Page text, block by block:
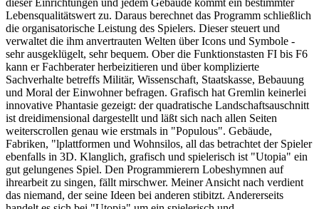
dieser Einrichtungen und jedem Gebäude kommt ein bestimmter
Lebensqualitätswert zu. Daraus berechnet das Programm schließlich
die organisatorische Leistung des Spielers. Dieser steuert und
verwaltet die ihm anvertrauten Welten über Icons und Symbole -
sehr ausgeklügelt, sehr bequem. Ober die Funktionstasten FI bis F6
kann er Fachberater herbeizitieren und über komplizierte
Sachverhalte betreffs Militär, Wissenschaft, Staatskasse, Bebauung
und Moral der Einwohner befragen. Grafisch hat Gremlin keinerlei
innovative Phantasie gezeigt: der quadratische Landschaftsauschnitt
ist dreidimensional dargestellt und läßt sich nach allen Seiten
weiterscrollen genau wie erstmals in "Populous". Gebäude,
Fabriken, "lplattformen und Wohnsilos, all das betrachtet der Spieler
ebenfalls in 3D. Klanglich, grafisch und spielerisch ist "Utopia" ein
gut gelungenes Spiel. Den Programmierern Lobeshymnen auf
ihrearbeit zu singen, fällt mirschwer. Meiner Ansicht nach verdient
das niemand, der seine Ideen bei anderen stibitzt. Andererseits